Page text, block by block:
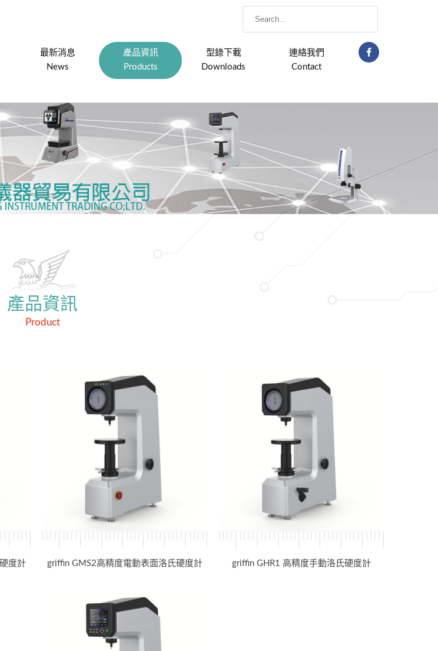
最新消息
News
產品資訊
Products
型錄下載
Downloads
連絡我們
Contact
產品資訊
Product
度計 griffin GMS2高精度電動表面洛氏硬度計 griffin GHR1 高精度手動洛氏硬度計